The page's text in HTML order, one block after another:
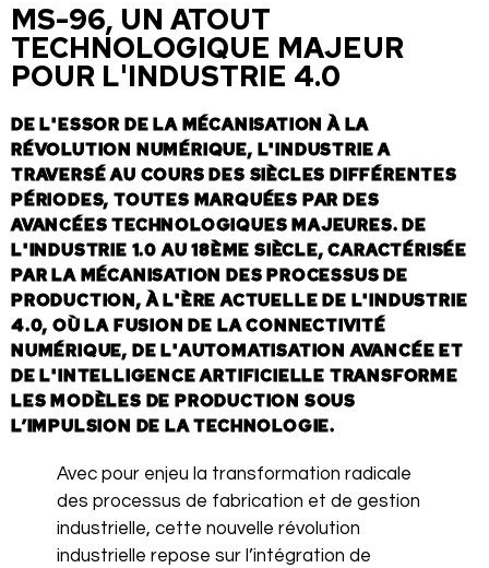
MS-96, UN ATOUT
TECHNOLOGIQUE MAJEUR
POUR L'INDUSTRIE 4.0
DE L'ESSOR DE LA MÉCANISATION À LA
RÉVOLUTION NUMÉRIQUE, L'INDUSTRIE A
TRAVERSÉ AU COURS DES SIÈCLES DIFFÉRENTES
PÉRIODES, TOUTES MARQUÉES PAR DES
AVANCÉES TECHNOLOGIQUES MAJEURES. DE
L'INDUSTRIE 1.0 AU 18ÈME SIÈCLE, CARACTÉRISÉE
PAR LA MÉCANISATION DES PROCESSUS DE
PRODUCTION, À L'ÈRE ACTUELLE DE L'INDUSTRIE
4.0, OÙ LA FUSION DE LA CONNECTIVITÉ
NUMÉRIQUE, DE L'AUTOMATISATION AVANCÉE ET
DE L'INTELLIGENCE ARTIFICIELLE TRANSFORME
LES MODÈLES DE PRODUCTION SOUS
L’IMPULSION DE LA TECHNOLOGIE.
Avec pour enjeu la transformation radicale
des processus de fabrication et de gestion
industrielle, cette nouvelle révolution
industrielle repose sur l’intégration de